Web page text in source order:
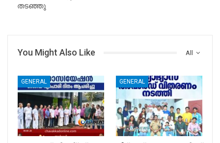
തടഞ്ഞു
All
You Might Also Like
GENERAL GENERAL